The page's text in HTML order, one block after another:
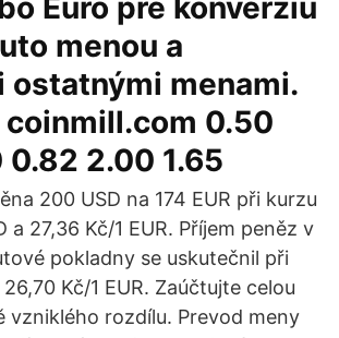
Euro pre konverziu
menou a
ostatnými menami.
coinmill.com 0.50
0.82 2.00 1.65
200 USD na 174 EUR při kurzu
a 27,36 Kč/1 EUR. Příjem peněz v
pokladny se uskutečnil při
Kč/1 EUR. Zaúčtujte celou
vzniklého rozdílu. Prevod meny